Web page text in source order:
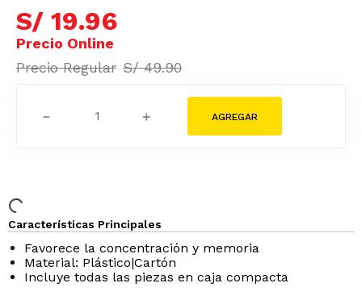
S/ 19.96
S/ 49.90
＋
－
Características Principales
Favorece la concentración y memoria
Material: Plástico|Cartón
Incluye todas las piezas en caja compacta